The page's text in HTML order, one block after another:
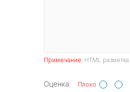
Примечание: HTML
Оценка: Плохо